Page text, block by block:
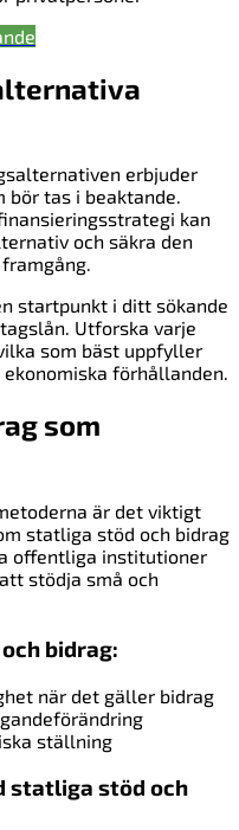
erbjuder
bör tas i beaktande.
kan
och säkra den
startpunkt i ditt sökande
Utforska varje
som bäst uppfyller
förhållanden.
som
är det viktigt
statliga stöd och bidrag
offentliga institutioner
stödja små och
bidrag:
när det gäller bidrag
ställning
statliga stöd och